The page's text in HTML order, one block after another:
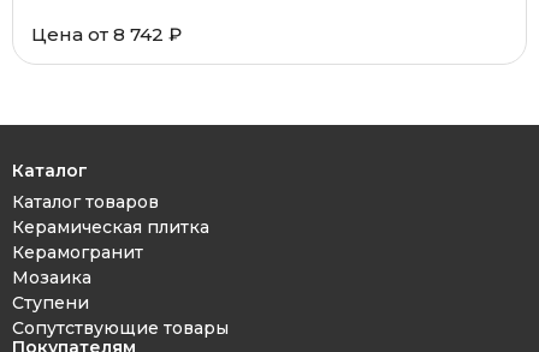
Цена от 8 742 ₽
Каталог
Каталог товаров
Керамическая плитка
Керамогранит
Мозаика
Ступени
Сопутствующие товары
Покупателям